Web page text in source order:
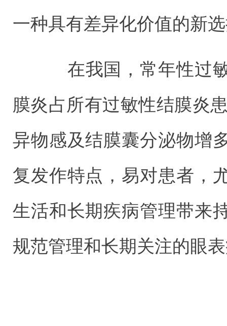
一种具有差异化价值的新
在我国，常年性过敏
膜炎占所有过敏性结膜炎
异物感及结膜囊分泌物增
复发作特点，易对患者，
生活和长期疾病管理带来
规范管理和长期关注的眼